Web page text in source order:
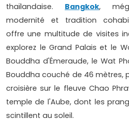
thaïlandaise. Bangkok,
modernité et tradition
offre une multitude de visites
explorez le Grand Palais et le
Bouddha d'Émeraude, le Wat
Bouddha couché de 46 mètres,
croisière sur le fleuve Chao
temple de l'Aube, dont les
scintillent au soleil.